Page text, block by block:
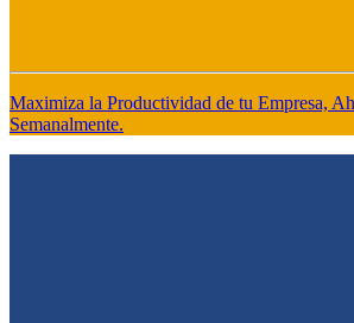
Maximiza la Productividad de tu Empresa,
Semanalmente.